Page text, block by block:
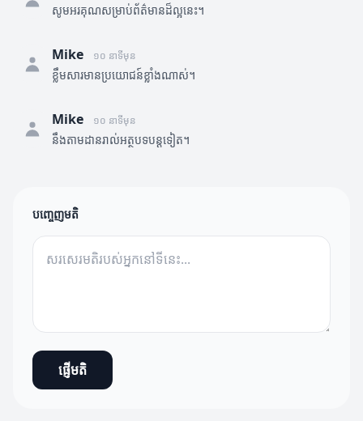
សូមអរគុណសម្រាប់ព័ត៌មានដ៏ល្អនេះ។
Mike ១០ នាទីមុន
ខ្លឹមសារមានប្រយោជន៍ខ្លាំងណាស់។
Mike ១០ នាទីមុន
នឹងតាមដានរាល់អត្ថបទបន្តទៀត។
បញ្ចេញមតិ
ផ្ញើមតិ